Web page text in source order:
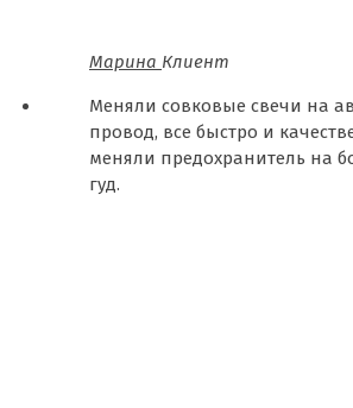
Марина Клиент
Меняли совковые свечи на
провод, все быстро и
меняли предохранитель на
гуд.